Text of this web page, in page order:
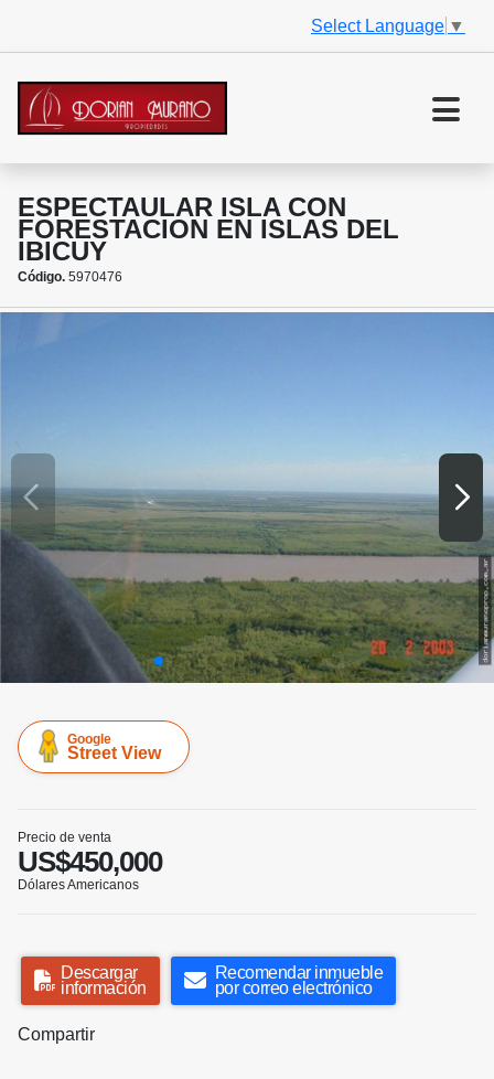
Select Language ▼
ESPECTAULAR ISLA CON
FORESTACION EN ISLAS DEL
IBICUY
Código. 5970476
Google
Street View
Precio de venta
US$450,000
Dólares Americanos
Descargar
información
Recomendar inmueble
por correo electrónico
Compartir